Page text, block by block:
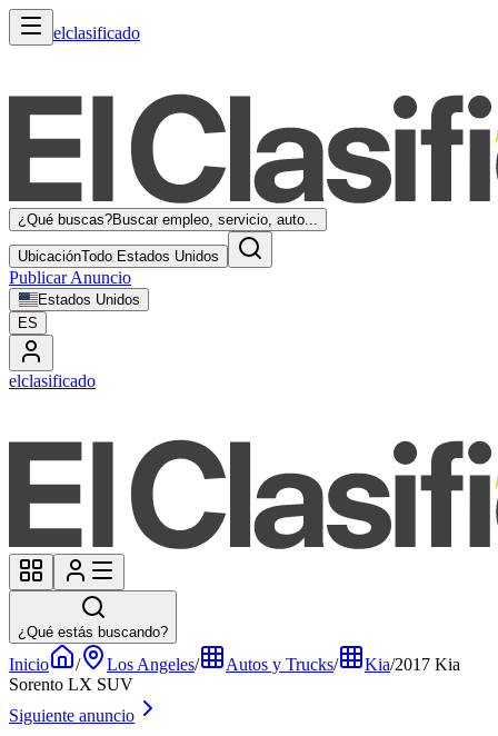
elclasificado
¿Qué buscas?Buscar empleo, servicio, auto...
UbicaciónTodo Estados Unidos
Publicar Anuncio
Estados Unidos
ES
elclasificado
¿Qué estás buscando?
Inicio / Los Angeles/ Autos y Trucks/ Kia/2017 Kia
Sorento LX SUV
Siguiente anuncio